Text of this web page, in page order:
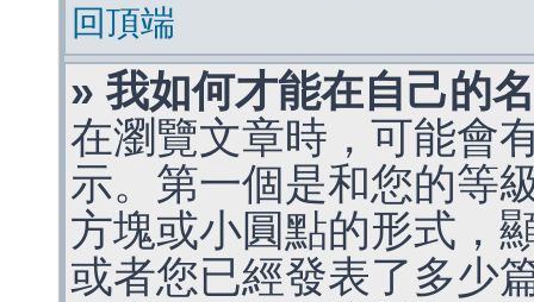
回頂端
» 我如何才能在自己的
在瀏覽文章時，可能會
示。第一個是和您的等
方塊或小圓點的形式，
或者您已經發表了多少